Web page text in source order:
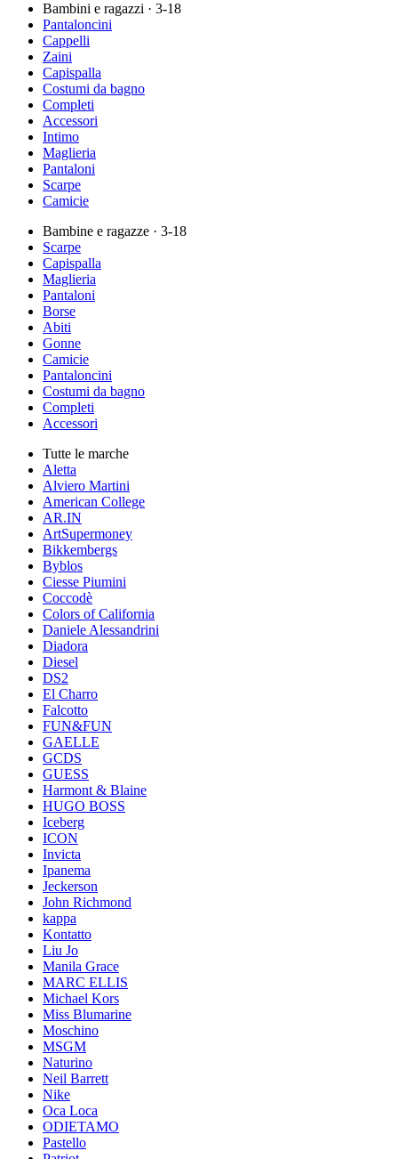
Bambini e ragazzi · 3-18
Pantaloncini
Cappelli
Zaini
Capispalla
Costumi da bagno
Completi
Accessori
Intimo
Maglieria
Pantaloni
Scarpe
Camicie
Bambine e ragazze · 3-18
Scarpe
Capispalla
Maglieria
Pantaloni
Borse
Abiti
Gonne
Camicie
Pantaloncini
Costumi da bagno
Completi
Accessori
Tutte le marche
Aletta
Alviero Martini
American College
AR.IN
ArtSupermoney
Bikkembergs
Byblos
Ciesse Piumini
Coccodè
Colors of California
Daniele Alessandrini
Diadora
Diesel
DS2
El Charro
Falcotto
FUN&FUN
GAELLE
GCDS
GUESS
Harmont & Blaine
HUGO BOSS
Iceberg
ICON
Invicta
Ipanema
Jeckerson
John Richmond
kappa
Kontatto
Liu Jo
Manila Grace
MARC ELLIS
Michael Kors
Miss Blumarine
Moschino
MSGM
Naturino
Neil Barrett
Nike
Oca Loca
ODIETAMO
Pastello